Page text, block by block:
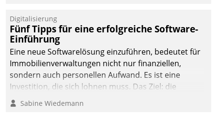
Digitalisierung
Fünf Tipps für eine erfolgreiche Software-
Einführung
Eine neue Softwarelösung einzuführen, bedeutet für
Immobilienverwaltungen nicht nur finanziellen,
sondern auch personellen Aufwand. Es ist eine
Investition, die sich lohnen muss. Das Ziel: die
nachhaltige Optimierung der Geschäftsabläufe. Damit
dieses Ziel erreicht wird, sollten einige Grundregeln
Sabine Wiedemann